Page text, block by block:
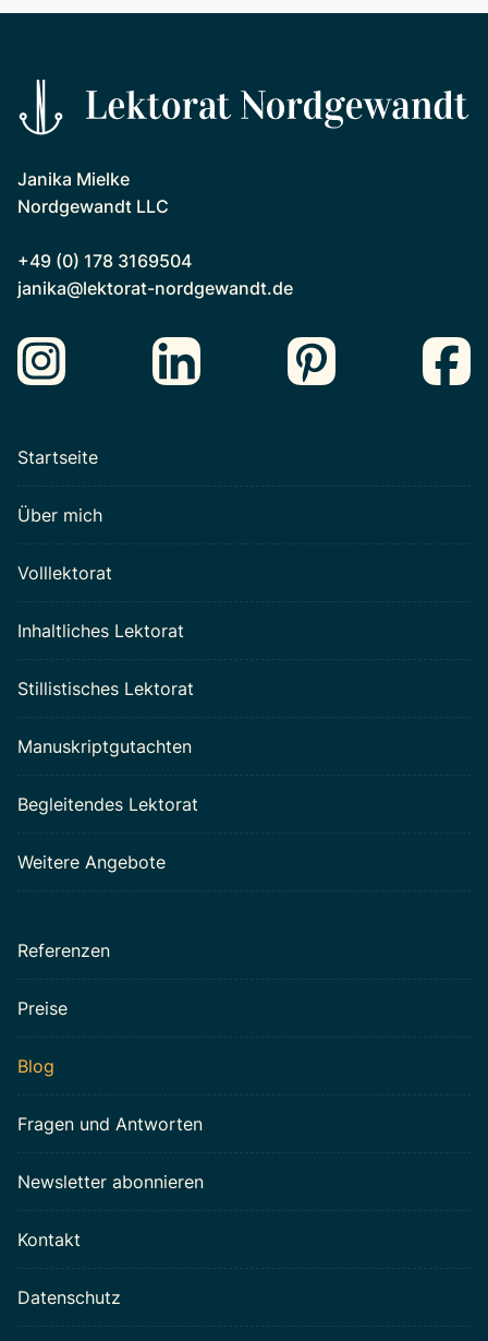
Startseite
Über mich
Volllektorat
Inhaltliches Lektorat
Stillistisches Lektorat
Manuskriptgutachten
Begleitendes Lektorat
Weitere Angebote
Referenzen
Preise
Blog
Fragen und Antworten
Newsletter abonnieren
Kontakt
Datenschutz
Janika Mielke
Nordgewandt LLC
+49 (0) 178 3169504
janika@lektorat-nordgewandt.de